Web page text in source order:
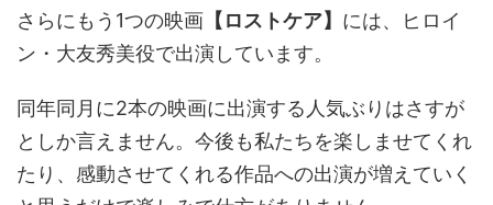
さらにもう1つの映画 【ロストケア】 には、ヒロイ
ン・大友秀美役で出演しています。
同年同月に2本の映画に出演する人気ぶりはさすが
としか言えません。今後も私たちを楽しませてくれ
たり、感動させてくれる作品への出演が増えていく